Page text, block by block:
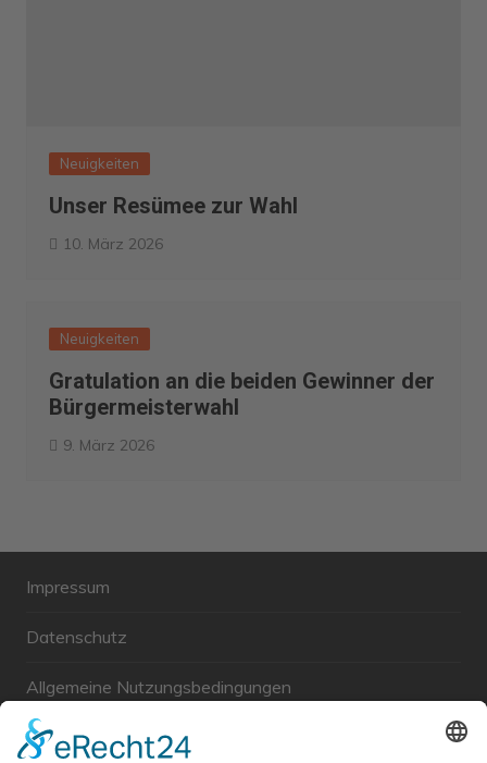
Neuigkeiten
Unser Resümee zur Wahl
10. März 2026
Neuigkeiten
Gratulation an die beiden Gewinner der
Bürgermeisterwahl
9. März 2026
Impressum
Datenschutz
Allgemeine Nutzungsbedingungen
Links